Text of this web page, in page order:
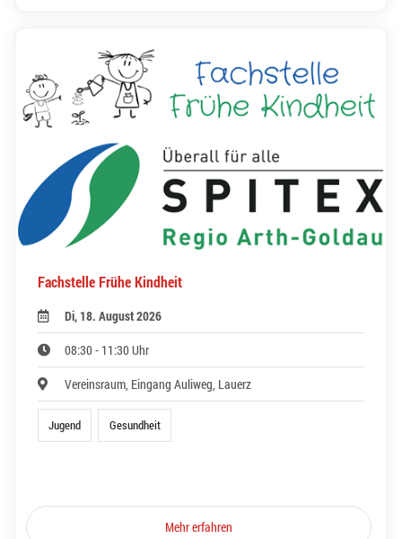
Fachstelle Frühe Kindheit
Di, 18. August 2026
08:30 - 11:30 Uhr
Vereinsraum, Eingang Auliweg, Lauerz
Jugend Gesundheit
Mehr erfahren